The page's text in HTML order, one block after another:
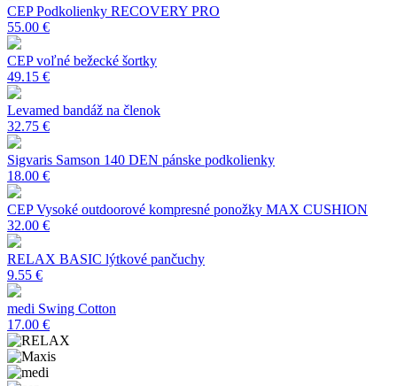
CEP Podkolienky RECOVERY PRO
55.00 €
CEP voľné bežecké šortky
49.15 €
Levamed bandáž na členok
32.75 €
Sigvaris Samson 140 DEN pánske podkolienky
18.00 €
CEP Vysoké outdoorové kompresné ponožky MAX CUSHION
32.00 €
RELAX BASIC lýtkové pančuchy
9.55 €
medi Swing Cotton
17.00 €